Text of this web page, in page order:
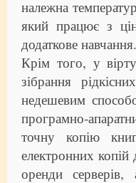
належна
який працює з
додаткове навчання.
Крім того, у
зібрання
недешевим
програмно-
точну копію
електронних копій
оренди